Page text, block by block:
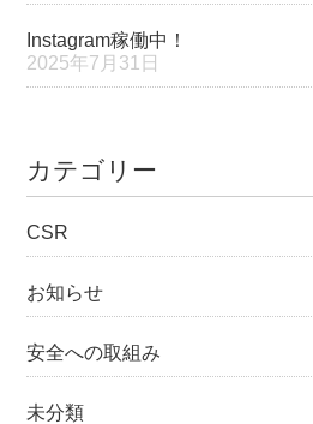
Instagram稼働中！
2025年7月31日
カテゴリー
CSR
お知らせ
安全への取組み
未分類